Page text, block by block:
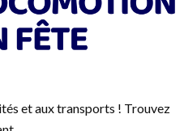
et aux transports ! Trouvez